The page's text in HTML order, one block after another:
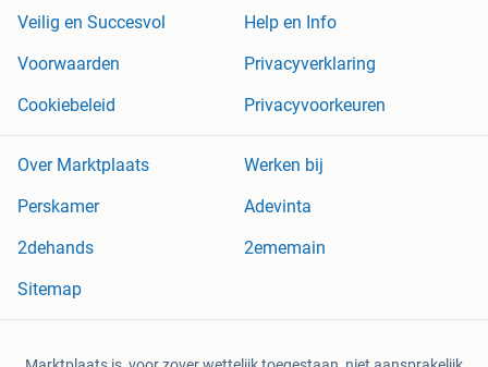
Veilig en Succesvol
Help en Info
Voorwaarden
Privacyverklaring
Cookiebeleid
Privacyvoorkeuren
Over Marktplaats
Werken bij
Perskamer
Adevinta
2dehands
2ememain
Sitemap